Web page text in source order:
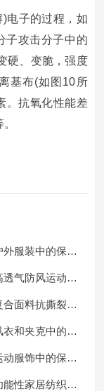
电子的过程，如
子攻击分子中的
硬、变脆，强度
基布(如图10所
。抗氧化性能差
服装中的保暖
气防风运动服
面料抗撕裂与
和夹克中的应
服饰中的保暖
性家居纺织品